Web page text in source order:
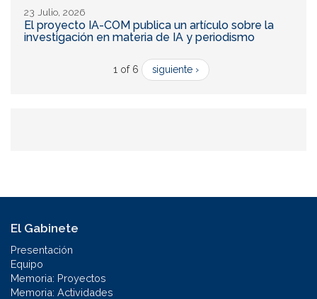
23 Julio, 2026
El proyecto IA-COM publica un artículo sobre la
investigación en materia de IA y periodismo
1 of 6 siguiente ›
El Gabinete
Presentación
Equipo
Memoria: Proyectos
Memoria: Actividades